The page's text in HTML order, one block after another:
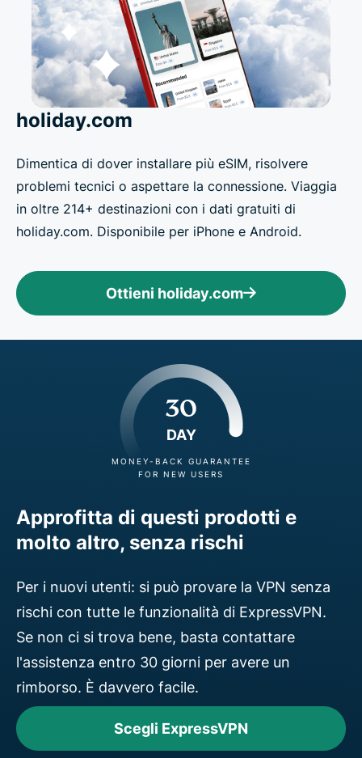
holiday.com
Dimentica di dover installare più eSIM, risolvere
problemi tecnici o aspettare la connessione. Viaggia
in oltre 214+ destinazioni con i dati gratuiti di
holiday.com. Disponibile per iPhone e Android.
Ottieni holiday.com
30
DAY
MONEY-BACK GUARANTEE
FOR NEW USERS
Approfitta di questi prodotti e
molto altro, senza rischi
Per i nuovi utenti: si può provare la VPN senza
rischi con tutte le funzionalità di ExpressVPN.
Se non ci si trova bene, basta contattare
l'assistenza entro 30 giorni per avere un
rimborso. È davvero facile.
Scegli ExpressVPN